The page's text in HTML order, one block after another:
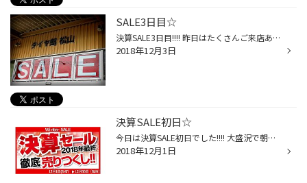
SALE3日目☆
決算SALE3日目!!!! 昨日はたくさんご来店ありがとうございました♪ タイヤ交換していただいたお客様は100KM点検 お忘れなくお願いします★ まだまだSALEは続きますので是非この機会にお越しください!!! ※タイヤ点検、見積もり無料で実施中
2018年12月3日
決算SALE初日☆
今日は決算SALE初日でした!!!! 大盛況で朝方とお昼頃は満車状態が続きました… タイヤ交換していただいたお客様は100KM点検 お忘れないようお願いします♪ まだまだSALEは続きます！ たくさんのご来店お待ちしています☆
2018年12月1日